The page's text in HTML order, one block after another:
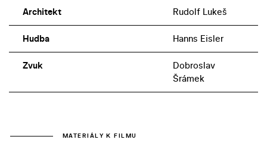
Architekt Rudolf Lukeš
Hudba Hanns Eisler
Zvuk
Dobroslav
Šrámek
MATERIÁLY K FILMU